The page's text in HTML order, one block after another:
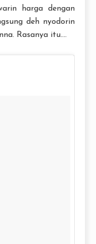
harga dengan
deh nyodorin
Rasanya itu....